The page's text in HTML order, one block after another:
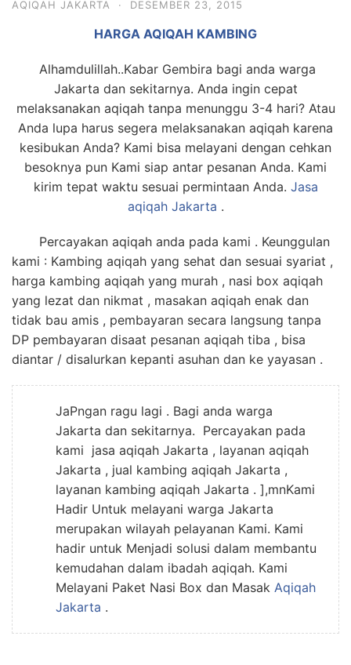
6713
AQIQAH JAKARTA · DESEMBER 23, 2015
HARGA AQIQAH KAMBING
Alhamdulillah..Kabar Gembira bagi anda warga
Jakarta dan sekitarnya. Anda ingin cepat
melaksanakan aqiqah tanpa menunggu 3-4 hari? Atau
Anda lupa harus segera melaksanakan aqiqah karena
kesibukan Anda? Kami bisa melayani dengan cehkan
besoknya pun Kami siap antar pesanan Anda. Kami
kirim tepat waktu sesuai permintaan Anda. Jasa
aqiqah Jakarta .
Percayakan aqiqah anda pada kami . Keunggulan
kami : Kambing aqiqah yang sehat dan sesuai syariat ,
harga kambing aqiqah yang murah , nasi box aqiqah
yang lezat dan nikmat , masakan aqiqah enak dan
tidak bau amis , pembayaran secara langsung tanpa
DP pembayaran disaat pesanan aqiqah tiba , bisa
diantar / disalurkan kepanti asuhan dan ke yayasan .
JaPngan ragu lagi . Bagi anda warga
Jakarta dan sekitarnya. Percayakan pada
kami jasa aqiqah Jakarta , layanan aqiqah
Jakarta , jual kambing aqiqah Jakarta ,
layanan kambing aqiqah Jakarta . ],mnKami
Hadir Untuk melayani warga Jakarta
merupakan wilayah pelayanan Kami. Kami
hadir untuk Menjadi solusi dalam membantu
kemudahan dalam ibadah aqiqah. Kami
Melayani Paket Nasi Box dan Masak Aqiqah
Jakarta .